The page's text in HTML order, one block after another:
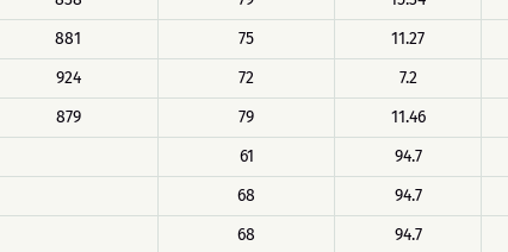
881 75 11.27
924 72 7.2
879 79 11.46
61 94.7
68 94.7
68 94.7